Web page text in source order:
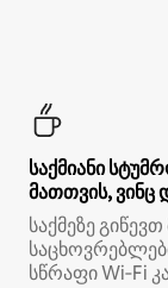
საქმიანი
მათთვის, ვინც
საქმეზე
სწრაფი Wi‑Fi